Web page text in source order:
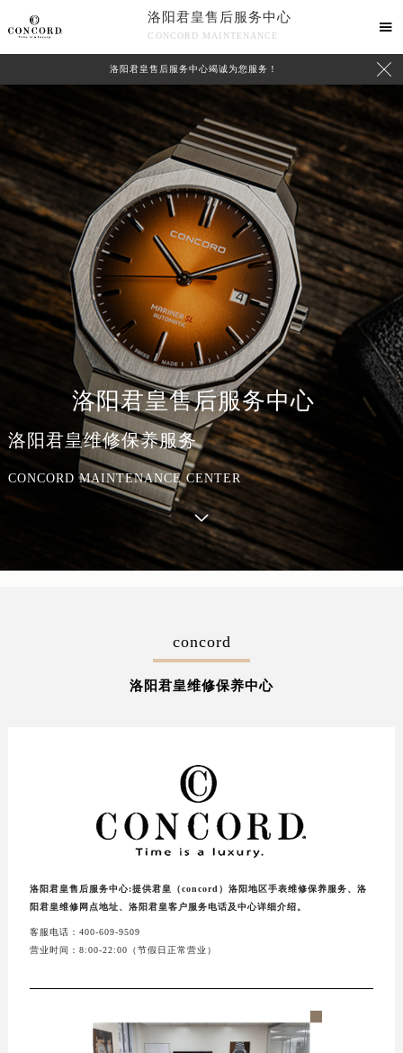
洛阳君皇售后服务中心
CONCORD MAINTENANCE

洛阳君皇售后服务中心竭诚为您服务！ 
洛阳君皇售后服务中心
洛阳君皇维修保养服务
CONCORD MAINTENANCE CENTER
心介绍 联系我们
concord
洛阳君皇维修保养中心
洛阳君皇售后服务中心:提供君皇（concord）洛阳地区手表维修保养服务、洛
阳君皇维修网点地址、洛阳君皇客户服务电话及中心详细介绍。
客服电话：400-609-9509
营业时间：8:00-22:00（节假日正常营业）